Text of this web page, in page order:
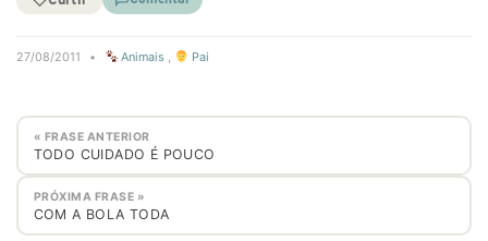
27/08/2011 • Animais , Pai
« FRASE ANTERIOR
TODO CUIDADO É POUCO
PRÓXIMA FRASE »
COM A BOLA TODA